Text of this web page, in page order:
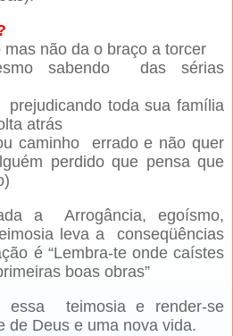
não da o braço a torcer
sabendo das sérias
toda sua família
atrás
caminho errado e não quer
perdido que pensa que
a Arrogância, egoísmo,
leva a conseqüências
é “Lembra-te onde caístes
boas obras”
essa teimosia e render-se
de Deus e uma nova vida.